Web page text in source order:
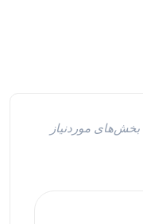
بخش‌های موردنیاز